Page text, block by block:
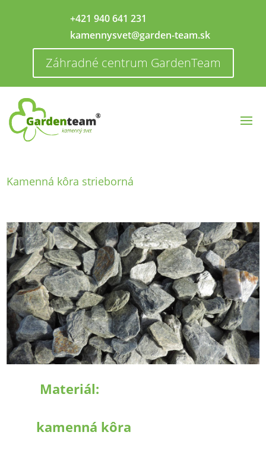
+421 940 641 231
kamennysvet@garden-team.sk
Záhradné centrum GardenTeam
Kamenná kôra strieborná
Materiál:
kamenná kôra